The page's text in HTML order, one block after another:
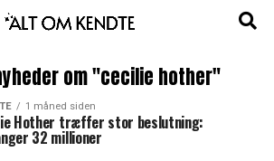
om "cecilie hother"
1 måned siden
Hother træffer stor beslutning:
32 millioner